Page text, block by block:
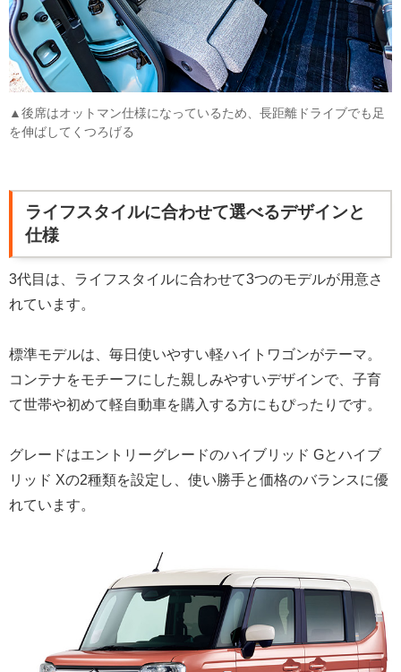
▲後席はオットマン仕様になっているため、長距離ドライブでも足
を伸ばしてくつろげる
ライフスタイルに合わせて選べるデザインと
仕様
3代目は、ライフスタイルに合わせて3つのモデルが用意さ
れています。
標準モデルは、毎日使いやすい軽ハイトワゴンがテーマ。
コンテナをモチーフにした親しみやすいデザインで、子育
て世帯や初めて軽自動車を購入する方にもぴったりです。
グレードはエントリーグレードのハイブリッド Gとハイブ
リッド Xの2種類を設定し、使い勝手と価格のバランスに優
れています。